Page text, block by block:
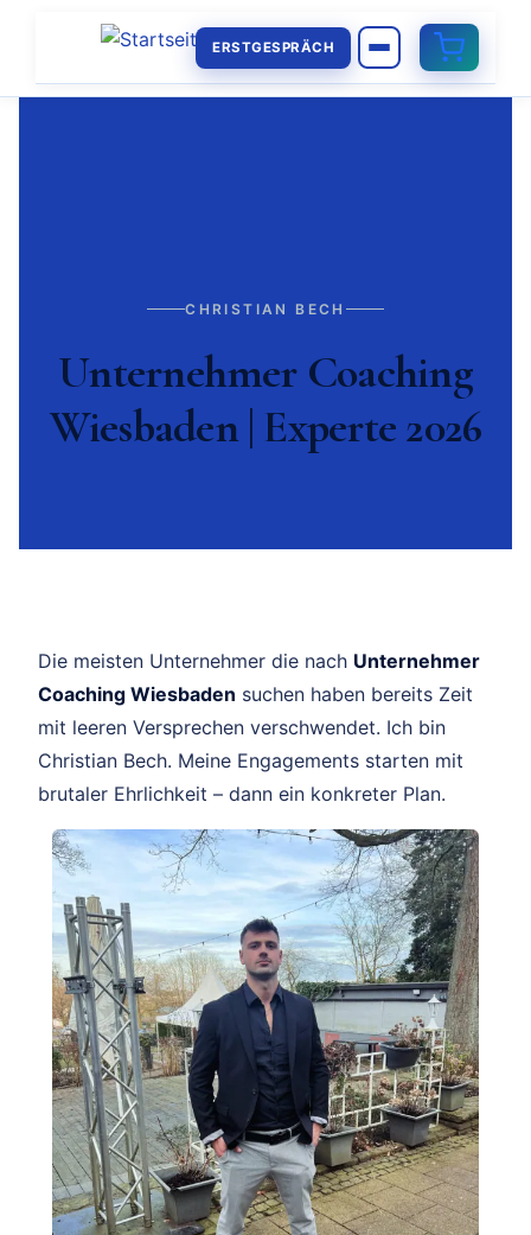
ERSTGESPRÄCH
CHRISTIAN BECH
Unternehmer Coaching
Wiesbaden | Experte 2026
Die meisten Unternehmer die nach Unternehmer
Coaching Wiesbaden suchen haben bereits Zeit
mit leeren Versprechen verschwendet. Ich bin
Christian Bech. Meine Engagements starten mit
brutaler Ehrlichkeit – dann ein konkreter Plan.